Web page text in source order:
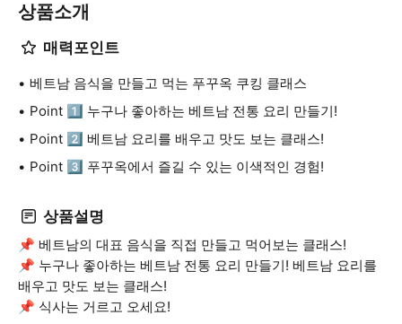
상품소개
매력포인트
베트남 음식을 만들고 먹는 푸꾸옥 쿠킹 클래스
Point 1️⃣ 누구나 좋아하는 베트남 전통 요리 만들기!
Point 2️⃣ 베트남 요리를 배우고 맛도 보는 클래스!
Point 3️⃣ 푸꾸옥에서 즐길 수 있는 이색적인 경험!
상품설명
📌 베트남의 대표 음식을 직접 만들고 먹어보는 클래스!
📌 누구나 좋아하는 베트남 전통 요리 만들기! 베트남 요리를
배우고 맛도 보는 클래스!
📌 식사는 거르고 오세요!